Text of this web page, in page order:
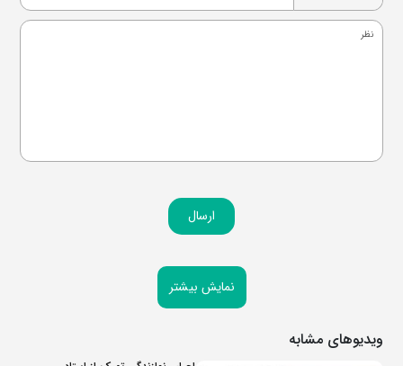
ارسال
نمایش بیشتر
ویدیوهای مشابه